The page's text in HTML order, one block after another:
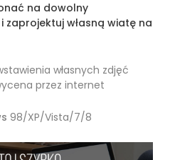
na dowolny
zaprojektuj własną wiatę na
własnych zdjęć
przez internet
98/XP/Vista/7/8